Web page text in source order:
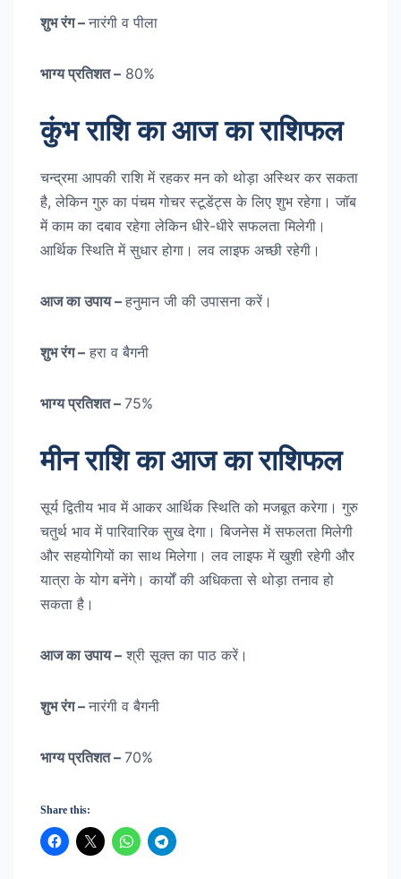
शुभ रंग – नारंगी व पीला
भाग्य प्रतिशत – 80%
कुंभ राशि का आज का राशिफल
चन्द्रमा आपकी राशि में रहकर मन को थोड़ा अस्थिर कर सकता
है, लेकिन गुरु का पंचम गोचर स्टूडेंट्स के लिए शुभ रहेगा। जॉब
में काम का दबाव रहेगा लेकिन धीरे-धीरे सफलता मिलेगी।
आर्थिक स्थिति में सुधार होगा। लव लाइफ अच्छी रहेगी।
आज का उपाय – हनुमान जी की उपासना करें।
शुभ रंग – हरा व बैगनी
भाग्य प्रतिशत – 75%
मीन राशि का आज का राशिफल
सूर्य द्वितीय भाव में आकर आर्थिक स्थिति को मजबूत करेगा। गुरु
चतुर्थ भाव में पारिवारिक सुख देगा। बिजनेस में सफलता मिलेगी
और सहयोगियों का साथ मिलेगा। लव लाइफ में खुशी रहेगी और
यात्रा के योग बनेंगे। कार्यों की अधिकता से थोड़ा तनाव हो
सकता है।
आज का उपाय – श्री सूक्त का पाठ करें।
शुभ रंग – नारंगी व बैगनी
भाग्य प्रतिशत – 70%
Share this: